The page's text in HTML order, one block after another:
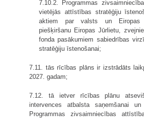
7.10.2. Programmas
vietējās attīstības stratēģiju
aktiem par valsts un Eiropas
piešķiršanu Eiropas Jūrlietu,
fonda pasākumiem sabiedrības
stratēģiju īstenošanai;
7.11. tās rīcības plāns ir izstrādāts
2027. gadam;
7.12. tā ietver rīcības plānu
intervences atbalsta saņemšanai un
Programmas zivsaimniecības